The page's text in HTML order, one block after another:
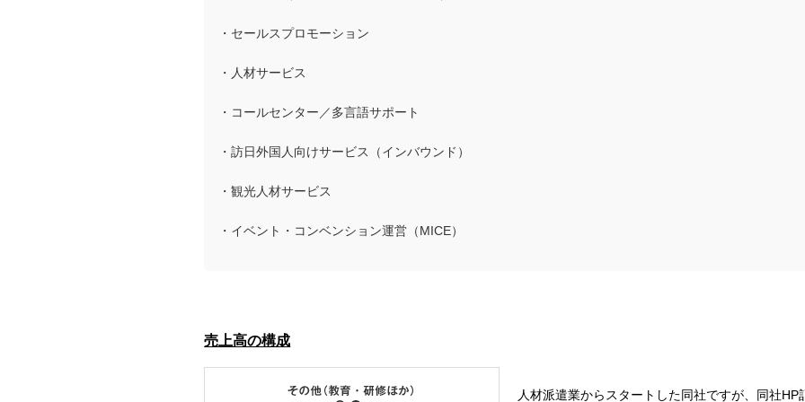
・セールスプロモーション
・人材サービス
・コールセンター／多言語サポート
・訪日外国人向けサービス（インバウンド）
・観光人材サービス
・イベント・コンベンション運営（MICE）
売上高の構成
人材派遣業からスタートした同社ですが、同社HP